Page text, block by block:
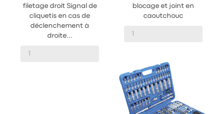
filetage droit Signal de
cliquetis en cas de
déclenchement à
droite...
blocage et joint en
caoutchouc